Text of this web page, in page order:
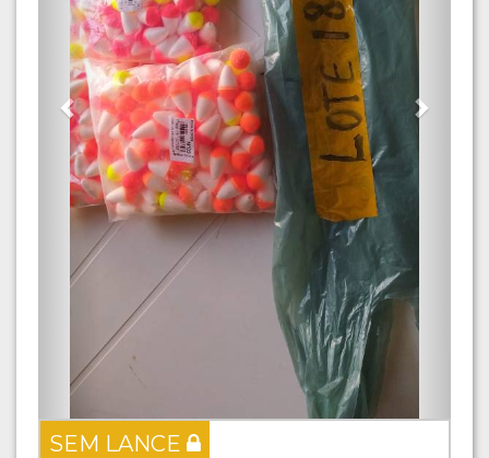
SEM LANCE